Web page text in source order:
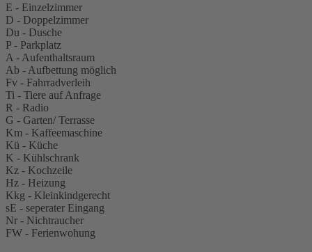
E - Einzelzimmer
D - Doppelzimmer
Du - Dusche
P - Parkplatz
A - Aufenthaltsraum
Ab - Aufbettung möglich
Fv - Fahrradverleih
Ti - Tiere auf Anfrage
R - Radio
G - Garten/ Terrasse
Km - Kaffeemaschine
Kü - Küche
K - Kühlschrank
Kz - Kochzeile
Hz - Heizung
Kkg - Kleinkindgerecht
sE - seperater Eingang
Nr - Nichtraucher
FW - Ferienwohung